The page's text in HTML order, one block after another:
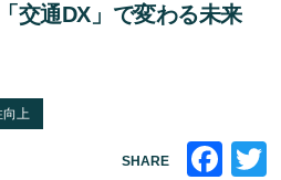
交通DX」で変わる未来
向上
SHARE